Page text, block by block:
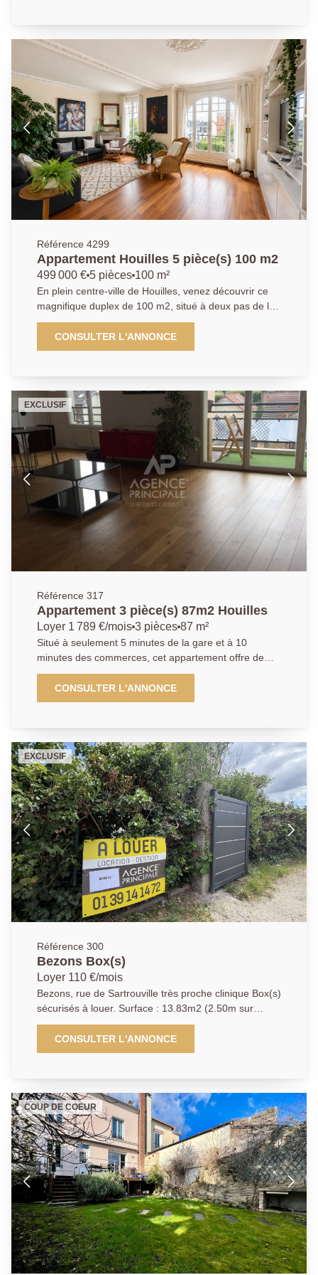
poêle à bois) avec un accès direct sur la terrasse et le
jardin, d'une cuisine équipée, d'un bureau et d'un WC.
A l'étage, palier desservant trois chambres, une salle
de bains et un WC indépendant. Une quartrième
chambre avec salle d'eau se situe au rez-de-jardin
avec un espace buanderie, sous-sol et un grand
garage de 35m2 ! Une belle maison familiale prête
pour acceuillir une famillle à la recherche de calme et
d'espace. Bien proposé par Kyllian GABA, agent
commercial (903 414 209 R.S.A.C Versailles)
Référence 4299
Appartement Houilles 5 pièce(s) 100 m2
499 000 € 5 pièces 100 m²
En plein centre-ville de Houilles, venez découvrir ce
magnifique duplex de 100 m2, situé à deux pas de la
gare RER de Houilles, au sein d'une copropriété
datant des années 1900, où vous tomberez sous le
charme de l'ancien. Ce duplex se compose de la
lumineux de plus de 25 m2 offrant une belle hauteur
sous plafond et d'élégantes moulures, une salle à
manger avec cuisine ouverte ainsi qu'un WC
indépendant. À l'étage, un grand palier dessert trois
chambres avec de nombreux rangements ainsi
qu'une salle de bains avec WC. Vous apprécierez
également les prestations suivantes : beau parquet au
sol, moquette, fenêtres en double vitrage PVC, cave
et chauffage individuel au gaz. Un bien rare, alliant le
charme de l'ancien et une situation idéale en coeur de
CONSULTER L'ANNONCE
EXCLUSIF
Référence 317
Appartement 3 pièce(s) 87m2 Houilles
Loyer 1 789 €/mois 3 pièces 87 m²
Situé à seulement 5 minutes de la gare et à 10
minutes des commerces, cet appartement offre de
beaux volumes et un angecement fonctionnel. Il se
compose d'une grande entrée, d'un double séjour
ouvrant sur un balcon, d'une cuisine indépendante
que d'une salle de bains avec douche. Chauffage
individuel gaz. Deux places de parking sont
proposées en supplément pour un montant de
250EUR. Appartement disponible à partir du 6 juin
2026. Loyer : 1789,04EUR CC, hors places de
parking. Agence Principale, renseignement du mardi
au samedi au 01.39.14.14.72 ou par mail :
aphouilles.location@gmail.com
CONSULTER L'ANNONCE
EXCLUSIF
Référence 300
Bezons Box(s)
Loyer 110 €/mois
Bezons, rue de Sartrouville très proche clinique Box(s)
sécurisés à louer. Surface : 13.83m2 (2.50m sur
5.53m), 2.29m de largeur au niveau des portes. Loyer
110 euros, dépôt de garantie 180 euros, honoraires
d'agence 200 Euros; Agence Principale,
aphouilles.location@gmail.com
CONSULTER L'ANNONCE
COUP DE COEUR